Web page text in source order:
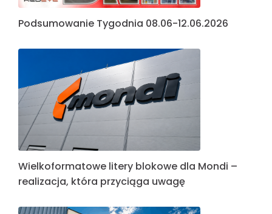
Podsumowanie Tygodnia 08.06-12.06.2026
Wielkoformatowe litery blokowe dla Mondi –
realizacja, która przyciąga uwagę